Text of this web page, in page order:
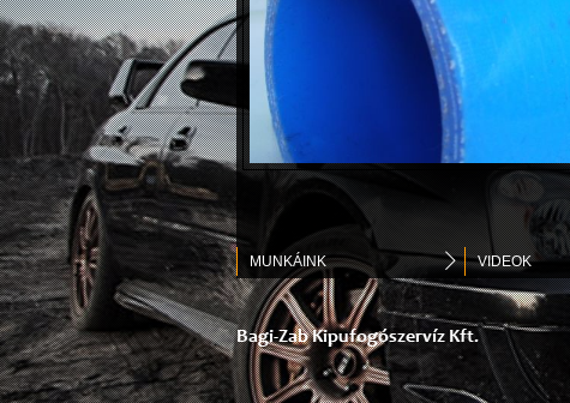
MUNKÁINK VIDEOK